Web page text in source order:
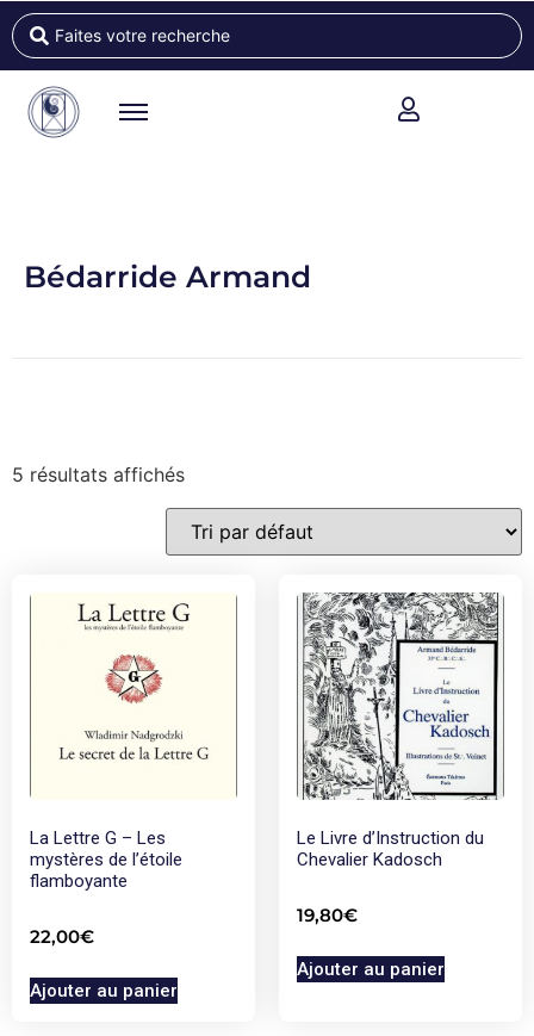
Bédarride Armand
5 résultats affichés
La Lettre G – Les
mystères de l’étoile
flamboyante
22,00€
Ajouter au panier
Le Livre d’Instruction du
Chevalier Kadosch
19,80€
Ajouter au panier